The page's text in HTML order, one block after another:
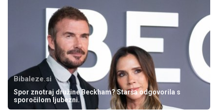
Bibaleze.si
Spor znotraj družine Beckham? Starša odgovorila s
sporočilom ljubezni.